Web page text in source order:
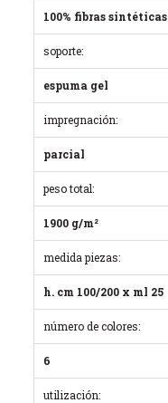
100% fibras sintéticas
soporte:
espuma gel
impregnación:
parcial
peso total:
1900 g/m²
medida piezas:
h. cm 100/200 x ml 25
número de colores:
6
utilización: